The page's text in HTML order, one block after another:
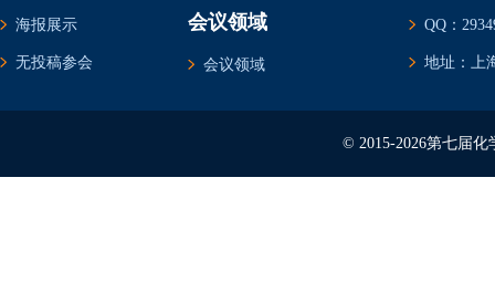
海报展示
无投稿参会
会议领域
会议领域
QQ：
地址：上
© 2015-2026第七届